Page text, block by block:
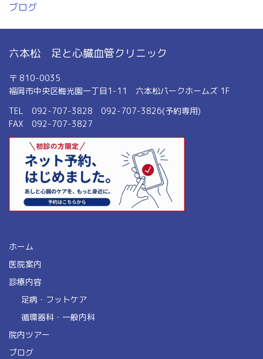
ブログ
六本松 足と心臓血管クリニック
〒 810-0035
福岡市中央区梅光園一丁目1-11 六本松パークホームズ 1F
TEL 092-707-3828 092-707-3826(予約専用)
FAX 092-707-3827
ホーム
医院案内
診療内容
足病・フットケア
循環器科・一般内科
院内ツアー
ブログ